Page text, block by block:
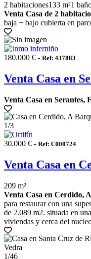
2 habitaciones133 m²1
Venta Casa de 2
baja + bajo cubierta en
180.000 € - Ref: 437883
Venta Casa en
Venta Casa en Serantes,
1/3
30.000 € - Ref: C000724
Venta Casa en
209 m²
Venta Casa en Cerdido,
para restaurar con una
de 2.089 m2. situada en
viviendas y cerca del
1/46